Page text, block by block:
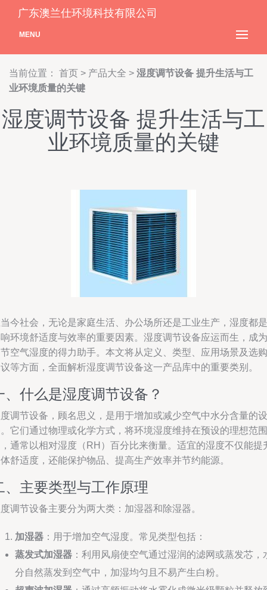
广东澳兰仕环境科技有限公司
MENU
当前位置： 首页 > 产品大全 > 湿度调节设备 提升生活与工
业环境质量的关键
湿度调节设备 提升生活与工
业环境质量的关键
今社会，无论是家庭生活、办公场所还是工业生产，湿度都是
环境舒适度与效率的重要因素。湿度调节设备应运而生，成为
空气湿度的得力助手。本文将从定义、类型、应用场景及选购
等方面，全面解析湿度调节设备这一产品库中的重要类别。
、什么是湿度调节设备？
调节设备，顾名思义，是用于增加或减少空气中水分含量的设
它们通过物理或化学方式，将环境湿度维持在预设的理想范围
通常以相对湿度（RH）百分比来衡量。适宜的湿度不仅能提
舒适度，还能保护物品、提高生产效率并节约能源。
、主要类型与工作原理
调节设备主要分为两大类：加湿器和除湿器。
加湿器 ：用于增加空气湿度。常见类型包括：
蒸发式加湿器 ：利用风扇使空气通过湿润的滤网或蒸发芯，
分自然蒸发到空气中，加湿均匀且不易产生白粉。